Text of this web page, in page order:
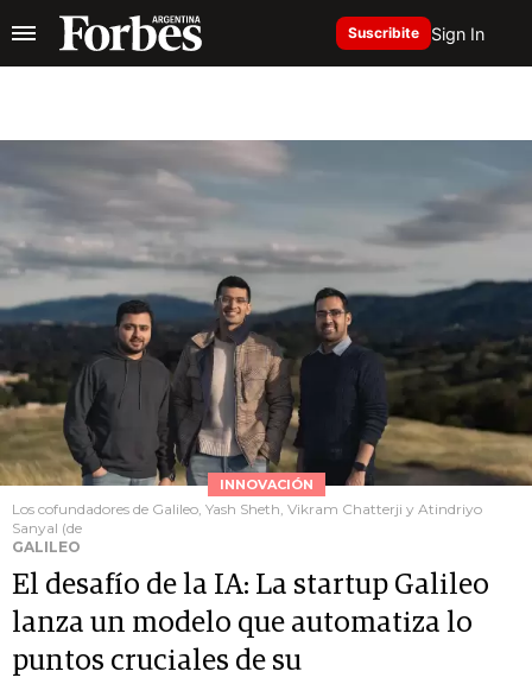
Suscribite Sign In
INNOVACIÓN
Los cofundadores de Galileo, Yash Sheth, Vikram Chatterji y Atindriyo
Sanyal (de
GALILEO
El desafío de la IA: La startup Galileo
lanza un modelo que automatiza lo
puntos cruciales de su